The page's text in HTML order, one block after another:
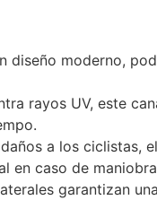
diseño moderno,
rayos UV, este
a los ciclistas,
en caso de
garantizan